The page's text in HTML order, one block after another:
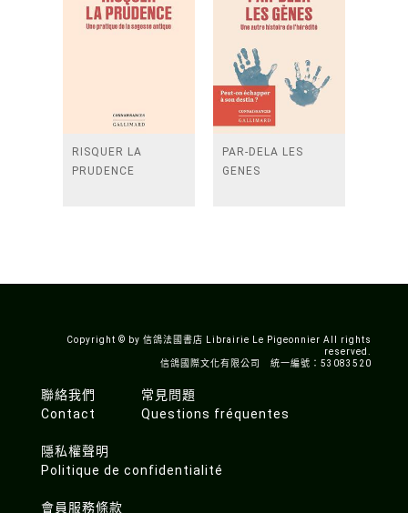
RISQUER LA
PRUDENCE
PAR-DELA LES
GENES
Copyright © by 信鴿法國書店 Librairie Le Pigeonnier All rights
reserved.
信鴿國際文化有限公司 統一編號：53083520
聯絡我們
Contact
常見問題
Questions fréquentes
隱私權聲明
Politique de confidentialité
會員服務條款